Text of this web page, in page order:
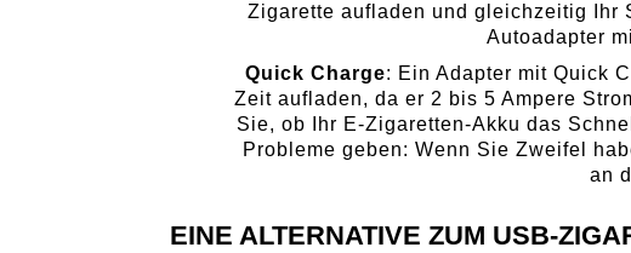
Zigarette aufladen und gleichzeitig Ihr
Autoadapter
Quick Charge: Ein Adapter mit Quick
Zeit aufladen, da er 2 bis 5 Ampere
Sie, ob Ihr E-Zigaretten-Akku das
Probleme geben: Wenn Sie Zweifel
an
EINE ALTERNATIVE ZUM USB-